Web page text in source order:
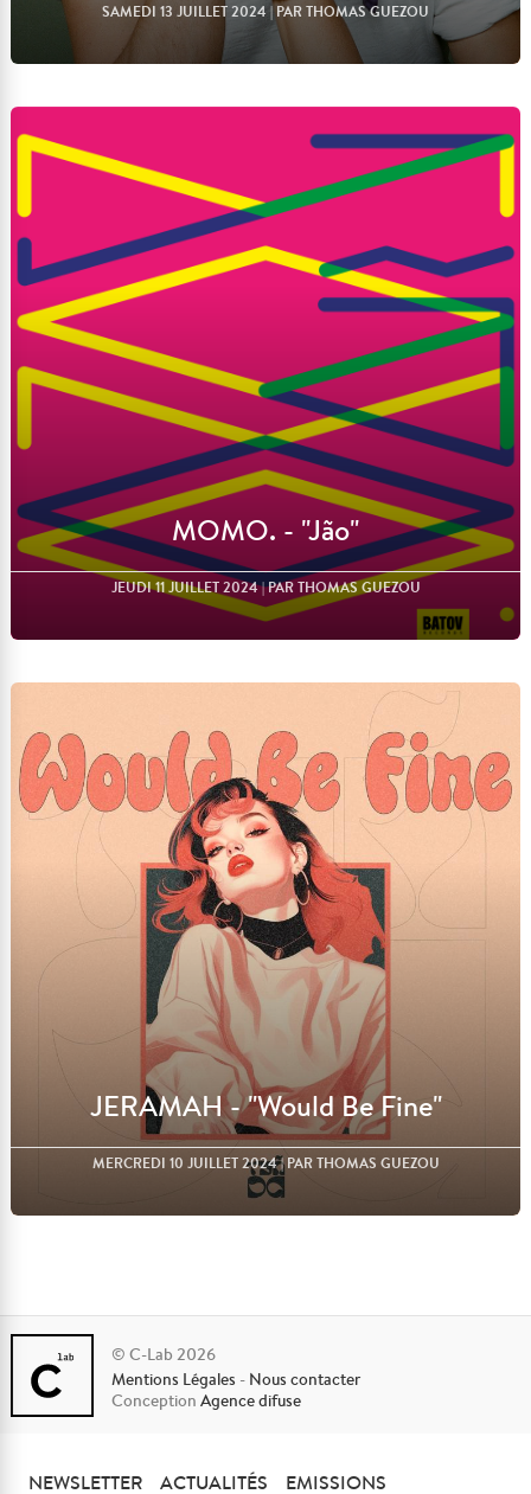
SAMEDI 13 JUILLET 2024 | PAR THOMAS GUEZOU
Lire l'article
MOMO. - "Jão"
JEUDI 11 JUILLET 2024| PAR THOMAS GUEZOU
Lire l'article
JERAMAH - "Would Be Fine"
MERCREDI 10 JUILLET 2024| PAR THOMAS GUEZOU
Lire l'article
© C-Lab 2026
Mentions Légales - Nous contacter
ConceptionAgence difuse
NEWSLETTER ACTUALITÉS EMISSIONS